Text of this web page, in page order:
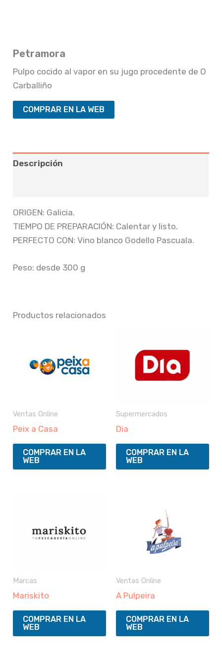
Petramora
Pulpo cocido al vapor en su jugo procedente de O
Carballiño
COMPRAR EN LA WEB
Descripción
ORIGEN: Galicia.
TIEMPO DE PREPARACIÓN: Calentar y listo.
PERFECTO CON: Vino blanco Godello Pascuala.
Peso: desde 300 g
Productos relacionados
Ventas Online
Peix a Casa
COMPRAR EN LA
WEB
Supermercados
Dia
COMPRAR EN LA
WEB
Marcas
Mariskito
COMPRAR EN LA
WEB
Ventas Online
A Pulpeira
COMPRAR EN LA
WEB